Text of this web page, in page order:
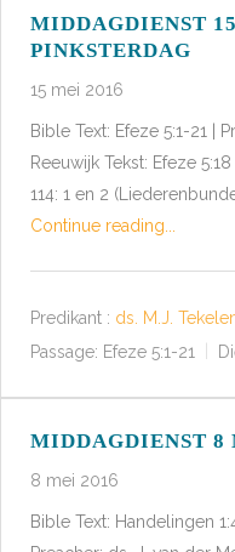
MIDDAGDIENST
PINKSTERDAG
15 mei 2016
Bible Text: Efeze 5:1-21 |
Reeuwijk Tekst: Efeze 5:18
114: 1 en 2
Continue reading...
Predikant : ds. M.J.
Passage: Efeze 5:1-21
MIDDAGDIENST 8
8 mei 2016
Bible Text: Handelingen